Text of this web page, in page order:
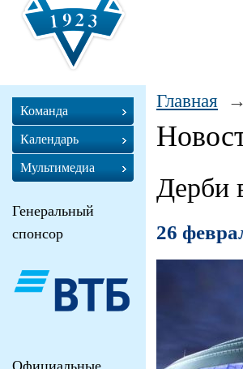
Главная
Дерби
26
Команда
Календарь
Мультимедиа
Генеральный
спонсор